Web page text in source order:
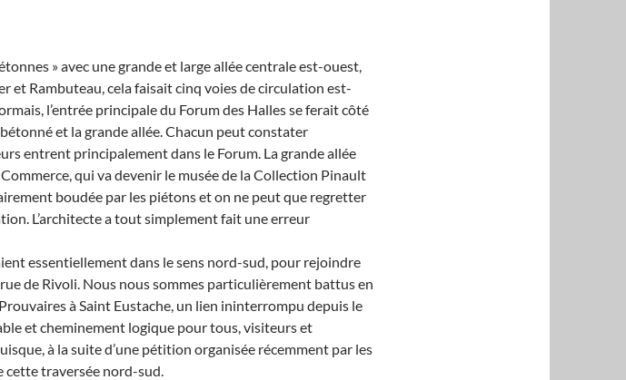
» avec une grande et large allée centrale est-ouest,
et Rambuteau, cela faisait cinq voies de circulation est-
l’entrée principale du Forum des Halles se ferait côté
et la grande allée. Chacun peut constater
entrent principalement dans le Forum. La grande allée
qui va devenir le musée de la Collection Pinault
boudée par les piétons et on ne peut que regretter
L’architecte a tout simplement fait une erreur
essentiellement dans le sens nord-sud, pour rejoindre
de Rivoli. Nous nous sommes particulièrement battus en
à Saint Eustache, un lien ininterrompu depuis le
et cheminement logique pour tous, visiteurs et
à la suite d’une pétition organisée récemment par les
cette traversée nord-sud.